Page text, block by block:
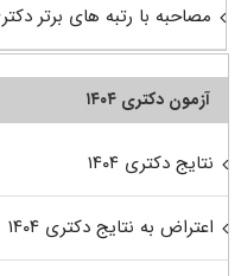
مصاحبه با رتبه های برتر
آزمون دکتری ۱۴۰۴
نتایج دکتری ۱۴۰۴
اعتراض به نتایج دکتری ۱۴۰۴